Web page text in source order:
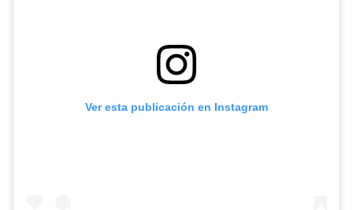
Ver esta publicación en Instagram